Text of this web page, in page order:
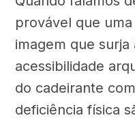
provável que
imagem que
acessibilidade
do cadeirante
deficiência física